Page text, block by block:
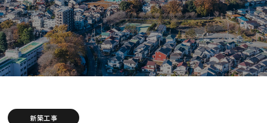
実績紹介
中原工業の取り組み
安全への取り組み
新築工事